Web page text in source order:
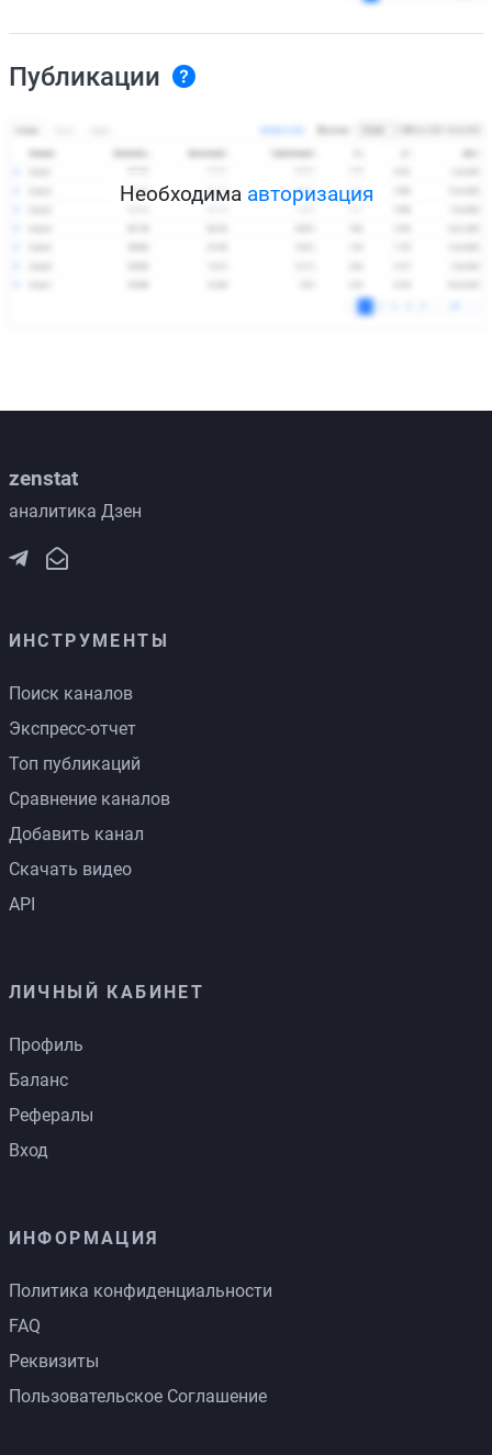
Публикации
Необходима авторизация
zenstat
аналитика Дзен
ИНСТРУМЕНТЫ
Поиск каналов
Экспресс-отчет
Топ публикаций
Сравнение каналов
Добавить канал
Скачать видео
API
ЛИЧНЫЙ КАБИНЕТ
Профиль
Баланс
Рефералы
Вход
ИНФОРМАЦИЯ
Политика конфиденциальности
FAQ
Реквизиты
Пользовательское Соглашение